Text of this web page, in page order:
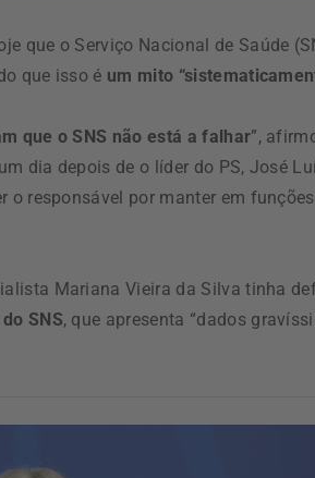
que o Serviço Nacional de Saúde
que isso é um mito
que o SNS não está a falhar”,
dia depois de o líder do PS, José
o responsável por manter em
Mariana Vieira da Silva tinha
SNS, que apresenta “dados